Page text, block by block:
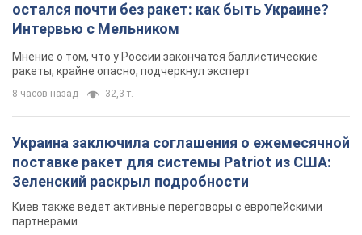
остался почти без ракет: как быть Украине?
Интервью с Мельником
Мнение о том, что у России закончатся баллистические
ракеты, крайне опасно, подчеркнул эксперт
8 часов назад 32,3 т.
Украина заключила соглашения о ежемесячной
поставке ракет для системы Patriot из США:
Зеленский раскрыл подробности
Киев также ведет активные переговоры с европейскими
партнерами